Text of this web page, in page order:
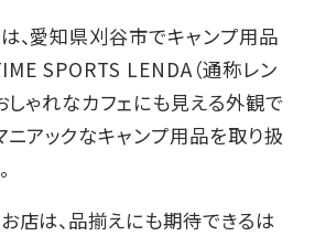
、愛知県刈谷市でキャンプ用品
SPORTS LENDA（通称レン
しゃれなカフェにも見える外観で
ニアックなキャンプ用品を取り扱
店は、品揃えにも期待できるは